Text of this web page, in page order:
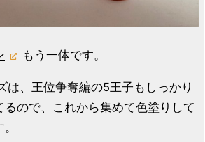
もう一体です。
は、王位争奪編の5王子もしっかり
るので、これから集めて色塗りして